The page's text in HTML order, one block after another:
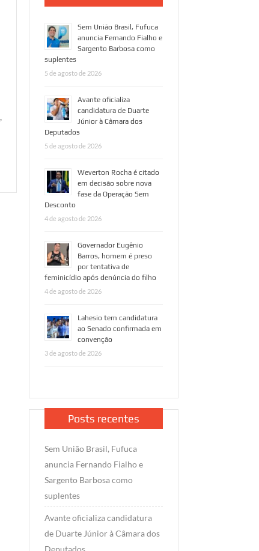
Sem União Brasil, Fufuca
anuncia Fernando Fialho e
Sargento Barbosa como
suplentes
5 de agosto de 2026
Avante oficializa
candidatura de Duarte
Júnior à Câmara dos
Deputados
5 de agosto de 2026
Weverton Rocha é citado
em decisão sobre nova
fase da Operação Sem
Desconto
4 de agosto de 2026
Governador Eugênio
Barros, homem é preso
por tentativa de
feminicídio após denúncia do filho
4 de agosto de 2026
Lahesio tem candidatura
ao Senado confirmada em
convenção
3 de agosto de 2026
Posts recentes
Sem União Brasil, Fufuca
anuncia Fernando Fialho e
Sargento Barbosa como
suplentes
Avante oficializa candidatura
de Duarte Júnior à Câmara dos